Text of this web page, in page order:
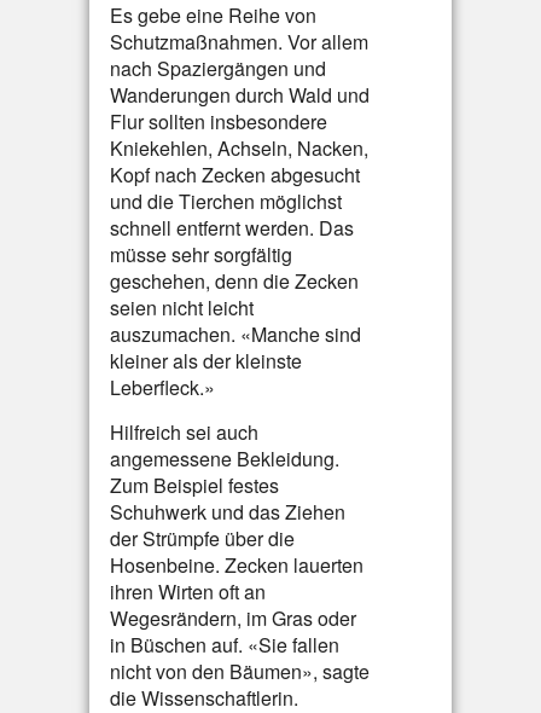
Es gebe eine Reihe von
Schutzmaßnahmen. Vor allem
nach Spaziergängen und
Wanderungen durch Wald und
Flur sollten insbesondere
Kniekehlen, Achseln, Nacken,
Kopf nach Zecken abgesucht
und die Tierchen möglichst
schnell entfernt werden. Das
müsse sehr sorgfältig
geschehen, denn die Zecken
seien nicht leicht
auszumachen. «Manche sind
kleiner als der kleinste
Leberfleck.»
Hilfreich sei auch
angemessene Bekleidung.
Zum Beispiel festes
Schuhwerk und das Ziehen
der Strümpfe über die
Hosenbeine. Zecken lauerten
ihren Wirten oft an
Wegesrändern, im Gras oder
in Büschen auf. «Sie fallen
nicht von den Bäumen», sagte
die Wissenschaftlerin.